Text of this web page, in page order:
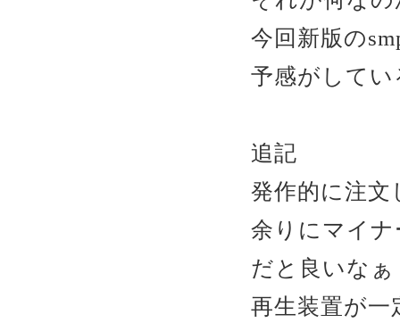
今回新版の
予感がしてい
追記
発作的に注文
余りにマイ
だと良いなぁ
再生装置が一